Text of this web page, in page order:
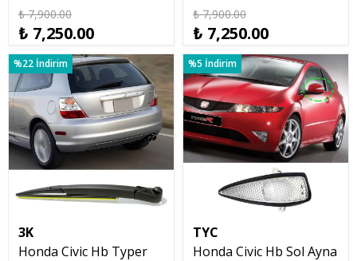
Mercekli
₺ 7,900.00
₺ 7,250.00
Mercekli
₺ 7,900.00
₺ 7,250.00
%22 İndirim
3K
Honda Civic Hb Typer
%5 İndirim
TYC
Honda Civic Hb Sol Ayna